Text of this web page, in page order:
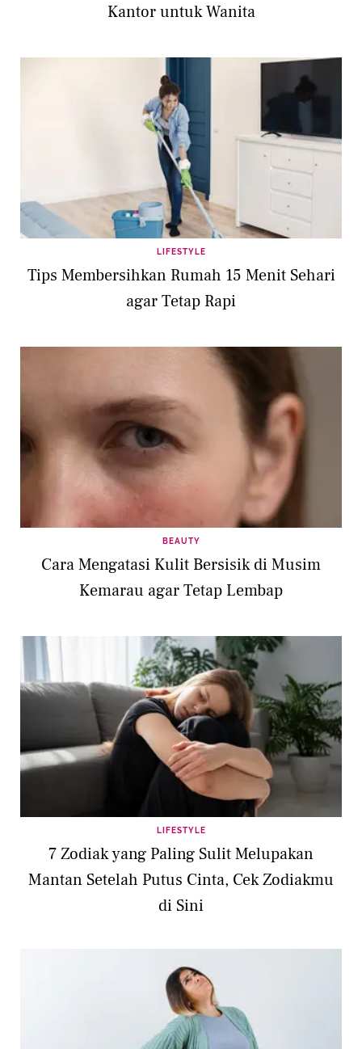
Kantor untuk Wanita
LIFESTYLE
Tips Membersihkan Rumah 15 Menit Sehari
agar Tetap Rapi
BEAUTY
Cara Mengatasi Kulit Bersisik di Musim
Kemarau agar Tetap Lembap
LIFESTYLE
7 Zodiak yang Paling Sulit Melupakan
Mantan Setelah Putus Cinta, Cek Zodiakmu
di Sini